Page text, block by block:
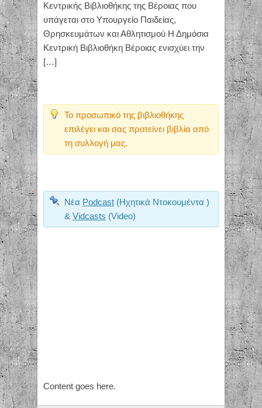
Κεντρικής Βιβλιοθήκης της Βέροιας που
υπάγεται στο Υπουργείο Παιδείας,
Θρησκευμάτων και Αθλητισμού Η Δημόσια
Κεντρική Βιβλιοθήκη Βέροιας ενισχύει την
[…]
Το προσωπικό της βιβλιοθήκης
επιλέγει και σας προτείνει βιβλία από
τη συλλογή μας.
Νέα Podcast (Ηχητικά Ντοκουμέντα )
& Vidcasts (Video)
Content goes here.